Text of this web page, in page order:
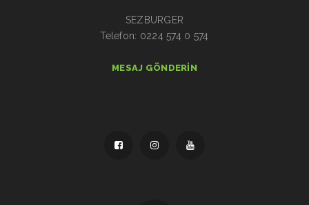
SEZBURGER
Telefon: 0224 574 0 574
MESAJ GÖNDERIN